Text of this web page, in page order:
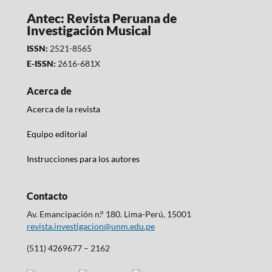
Antec: Revista Peruana de
Investigación Musical
ISSN: 2521-8565
E-ISSN: 2616-681X
Acerca de
Acerca de la revista
Equipo editorial
Instrucciones para los autores
Contacto
Av. Emancipación n.° 180. Lima-Perú, 15001
revista.investigacion@unm.edu.pe
(511) 4269677 – 2162